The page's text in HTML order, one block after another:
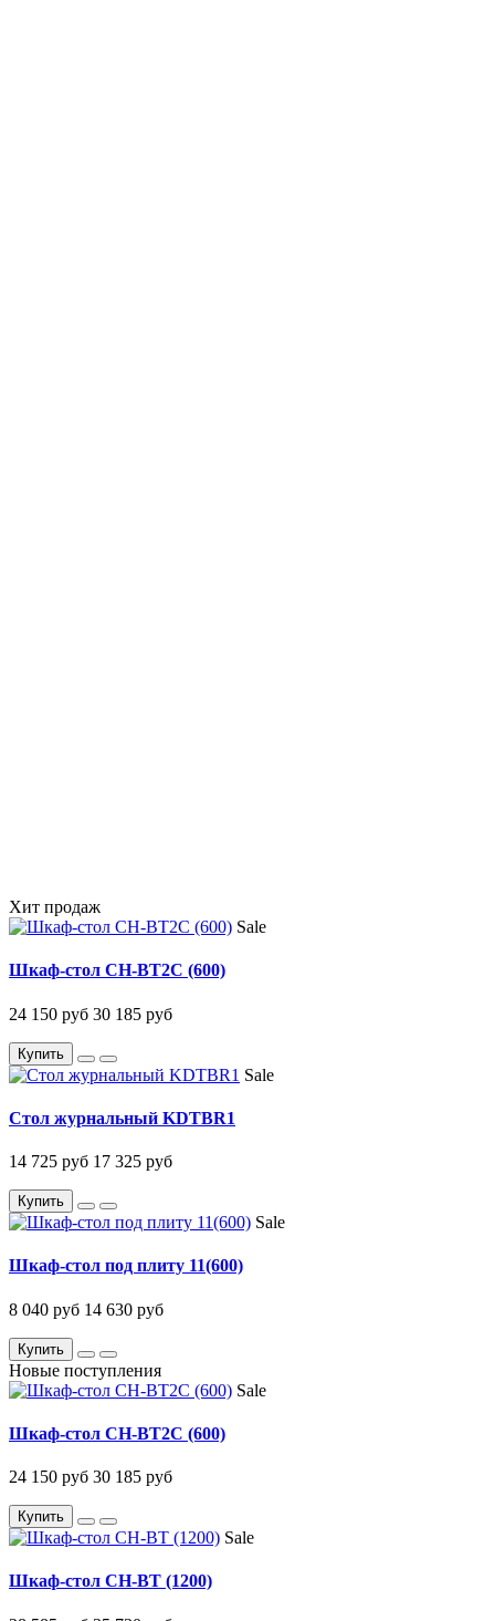
Хит продаж
Sale
Шкаф-стол CH-BT2C (600)
24 150 руб 30 185 руб
Купить
Sale
Стол журнальный KDTBR1
14 725 руб 17 325 руб
Купить
Sale
Шкаф-стол под плиту 11(600)
8 040 руб 14 630 руб
Купить
Новые поступления
Sale
Шкаф-стол CH-BT2C (600)
24 150 руб 30 185 руб
Купить
Sale
Шкаф-стол CH-BT (1200)